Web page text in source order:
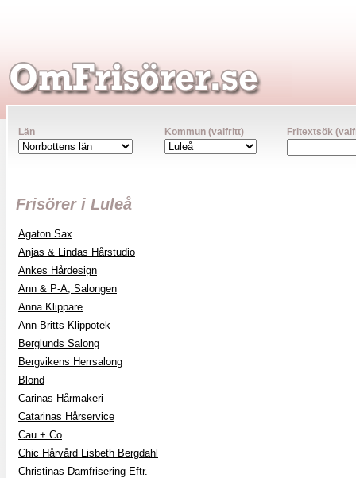
Län Kommun (valfritt) Fritextsök
Frisörer i Luleå
Agaton Sax
Anjas & Lindas Hårstudio
Ankes Hårdesign
Ann & P-A, Salongen
Anna Klippare
Ann-Britts Klippotek
Berglunds Salong
Bergvikens Herrsalong
Blond
Carinas Hårmakeri
Catarinas Hårservice
Cau + Co
Chic Hårvård Lisbeth Bergdahl
Christinas Damfrisering Eftr.